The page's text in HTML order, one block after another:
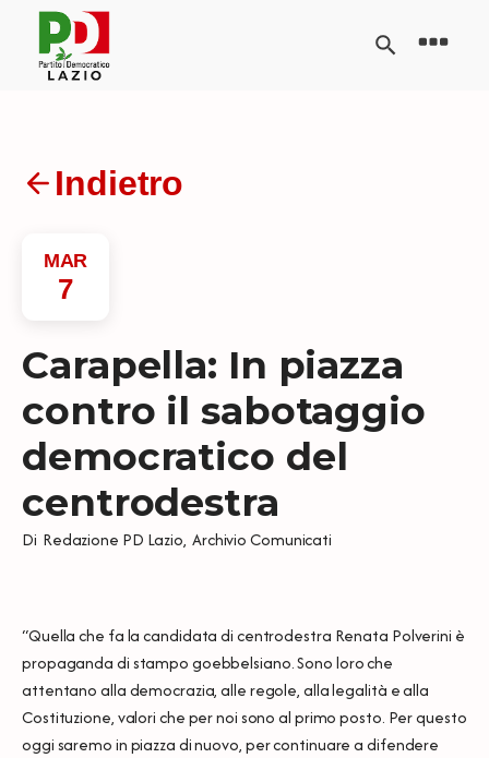
Indietro
MAR
7
Carapella: In piazza
contro il sabotaggio
democratico del
centrodestra
Di Redazione PD Lazio, Archivio Comunicati
“Quella che fa la candidata di centrodestra Renata Polverini è
propaganda di stampo goebbelsiano. Sono loro che
attentano alla democrazia, alle regole, alla legalità e alla
Costituzione, valori che per noi sono al primo posto. Per questo
oggi saremo in piazza di nuovo, per continuare a difendere